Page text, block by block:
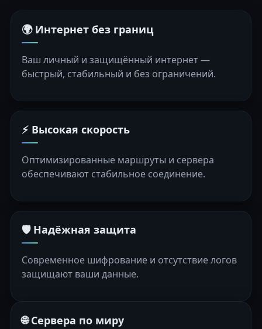
🌍 Интернет без границ
Ваш личный и защищённый интернет —
быстрый, стабильный и без ограничений.
⚡ Высокая скорость
Оптимизированные маршруты и сервера
обеспечивают стабильное соединение.
🛡️ Надёжная защита
Современное шифрование и отсутствие логов
защищают ваши данные.
🌐 Сервера по миру